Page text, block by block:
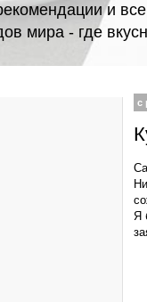
и
мира - где
Я